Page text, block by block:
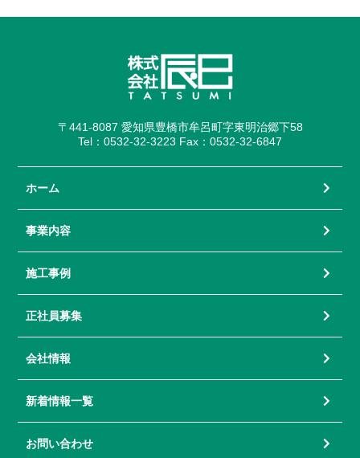
〒441-8087 愛知県豊橋市牟呂町字東明治郷下58
Tel：0532-32-3223 Fax：0532-32-6847
ホーム
事業内容
施工事例
正社員募集
会社情報
新着情報一覧
お問い合わせ